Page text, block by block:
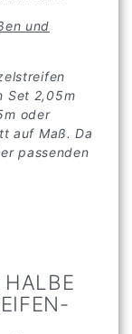
und
Set 2,05m
oder
auf Maß. Da
passenden